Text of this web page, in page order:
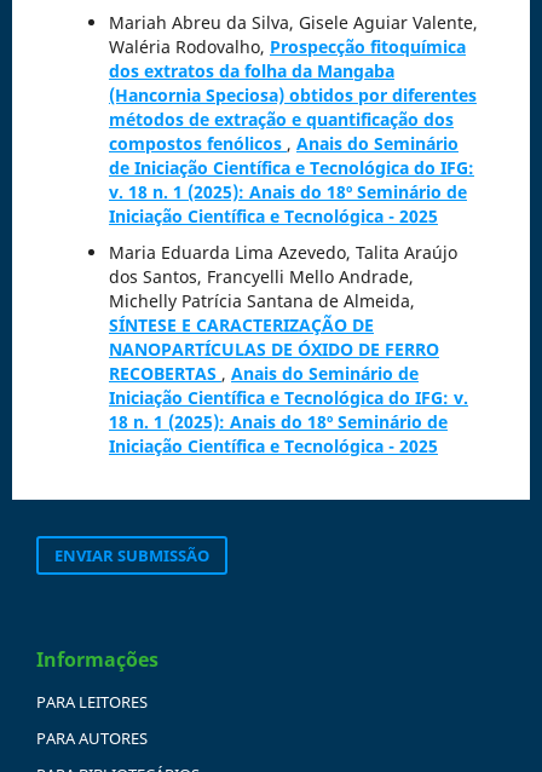
Mariah Abreu da Silva, Gisele Aguiar Valente,
Waléria Rodovalho, Prospecção fitoquímica
dos extratos da folha da Mangaba
(Hancornia Speciosa) obtidos por diferentes
métodos de extração e quantificação dos
compostos fenólicos , Anais do Seminário
de Iniciação Científica e Tecnológica do IFG:
v. 18 n. 1 (2025): Anais do 18º Seminário de
Iniciação Científica e Tecnológica - 2025
Maria Eduarda Lima Azevedo, Talita Araújo
dos Santos, Francyelli Mello Andrade,
Michelly Patrícia Santana de Almeida,
SÍNTESE E CARACTERIZAÇÃO DE
NANOPARTÍCULAS DE ÓXIDO DE FERRO
RECOBERTAS , Anais do Seminário de
Iniciação Científica e Tecnológica do IFG: v.
18 n. 1 (2025): Anais do 18º Seminário de
Iniciação Científica e Tecnológica - 2025
ENVIAR SUBMISSÃO
Informações
PARA LEITORES
PARA AUTORES